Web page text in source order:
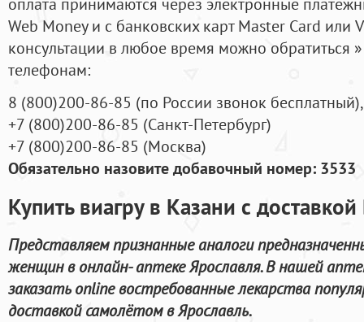
Web Money и с банковских карт Master Card или
консультации в любое время можно обратиться
телефонам:
8 (800)200-86-85 (по России звонок бесплатный),
+7 (800)200-86-85 (Санкт-Петербург)
+7 (800)200-86-85 (Москва)
Обязательно назовите добавочный номер: 3533
Купить виагру в Казани с
Представляем признанные аналоги
женщин в онлайн- аптеке Ярославля. В нашей
заказать online востребованные лекарства
доставкой самолётом в Ярославль.